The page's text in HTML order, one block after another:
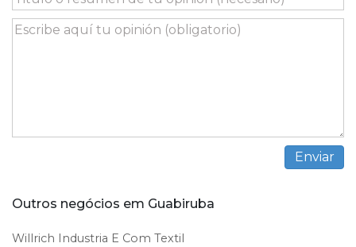
Outros negócios em Guabiruba
Willrich Industria E Com Textil